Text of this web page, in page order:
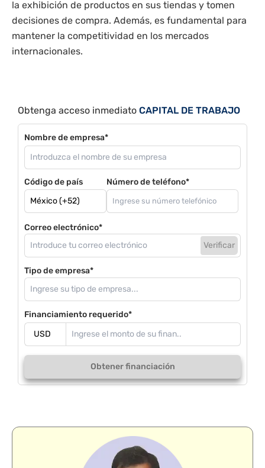
la exhibición de productos en sus tiendas y tomen
decisiones de compra. Además, es fundamental para
mantener la competitividad en los mercados
internacionales.
Obtenga acceso inmediato CAPITAL DE TRABAJO
Nombre de empresa*
Código de país Número de teléfono*
Correo electrónico*
Verificar
Tipo de empresa*
Financiamiento requerido*
Obtener financiación